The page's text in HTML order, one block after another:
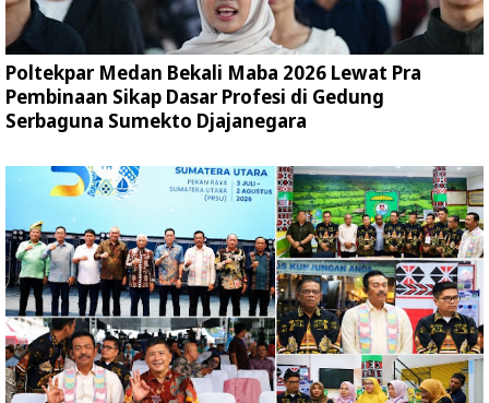
Poltekpar Medan Bekali Maba 2026 Lewat Pra
Pembinaan Sikap Dasar Profesi di Gedung
Serbaguna Sumekto Djajanegara